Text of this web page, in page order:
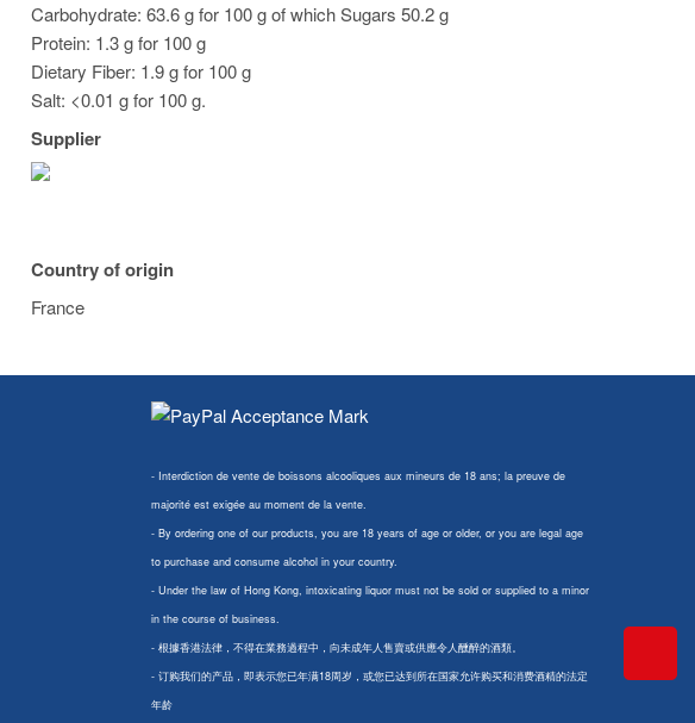
Carbohydrate: 63.6 g for 100 g of which Sugars 50.2 g
Protein: 1.3 g for 100 g
Dietary Fiber: 1.9 g for 100 g
Salt: <0.01 g for 100 g.
Supplier
Country of origin
France
- Interdiction de vente de boissons alcooliques aux mineurs de 18 ans; la preuve de
majorité est exigée au moment de la vente.
- By ordering one of our products, you are 18 years of age or older, or you are legal age
to purchase and consume alcohol in your country.
- Under the law of Hong Kong, intoxicating liquor must not be sold or supplied to a minor
in the course of business.
- 根據香港法律，不得在業務過程中，向未成年人售賣或供應令人醺醉的酒類。
- 订购我们的产品，即表示您已年满18周岁，或您已达到所在国家允许购买和消费酒精的法定
年龄